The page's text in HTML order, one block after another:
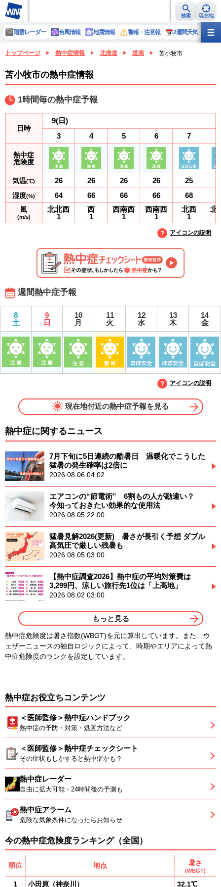
検索 現在地
雨雲レーダー 台風情報 地震情報 警報・注意報 2週間天気 ラ
トップページ 熱中症情報 北海道 道南 苫小牧市
苫小牧市の熱中症情報
1時間毎の熱中症予報
日時
熱中症
危険度
気温(℃)
湿度(%)
風
(m/s)
9(日)
3
26
64
北北西
1
4
26
66
西
1
5
26
66
西南西
1
6
26
66
西南西
1
7
25
68
北西
1
北
アイコンの説明
週間熱中症予報
8
土
9
日
10
月
11
火
12
水
13
木
14
金
アイコンの説明
現在地付近の熱中症予報を見る
熱中症に関するニュース
7月下旬に5日連続の酷暑日 温暖化でこうした
猛暑の発生確率は2倍に
2026.08.06 04:02
エアコンの“節電術” 6割もの人が勘違い？
今知っておきたい効果的な使用法
2026.08.05 22:00
猛暑見解2026(更新) 暑さが長引く予想 ダブル
高気圧で厳しい残暑も
2026.08.05 03:00
【熱中症調査2026】熱中症の平均対策費は
3,299円、涼しい旅行先1位は「上高地」
2026.08.02 03:00
もっと見る
熱中症危険度は暑さ指数(WBGT)を元に算出しています。また、ウ
ェザーニュースの独自ロジックによって、時期やエリアによって熱
中症危険度のランクを設定しています。
熱中症お役立ちコンテンツ
＜医師監修＞熱中症ハンドブック
熱中症の予防・対策・処置方法など
＜医師監修＞熱中症チェックシート
その症状もしかすると熱中症かも？
熱中症レーダー
自由に拡大可能・24時間後の予測も
熱中症アラーム
危険な気象条件になったらお知らせ
今の熱中症危険度ランキング（全国）
順位 地点 暑さ
(WBGT)
1 小田原 （神奈川 ） 32.1℃